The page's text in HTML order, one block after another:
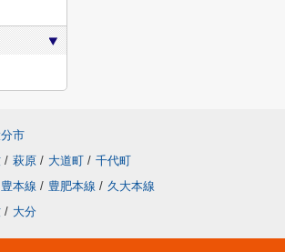
市
/ 萩原 / 大道町 / 千代町
豊本線 / 豊肥本線 / 久大本線
/ 大分